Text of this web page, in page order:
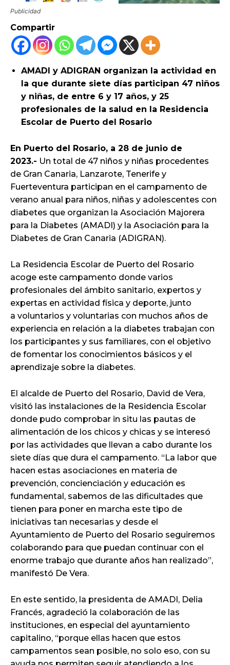
Publicidad
Compartir
AMADI y ADIGRAN organizan la actividad en
la que durante siete días participan 47 niños
y niñas, de entre 6 y 17 años, y 25
profesionales de la salud en la Residencia
Escolar de Puerto del Rosario
En Puerto del Rosario, a 28 de junio de
2023.- Un total de 47 niños y niñas procedentes
de Gran Canaria, Lanzarote, Tenerife y
Fuerteventura participan en el campamento de
verano anual para niños, niñas y adolescentes con
diabetes que organizan la Asociación Majorera
para la Diabetes (AMADI) y la Asociación para la
Diabetes de Gran Canaria (ADIGRAN).
La Residencia Escolar de Puerto del Rosario
acoge este campamento donde varios
profesionales del ámbito sanitario, expertos y
expertas en actividad física y deporte, junto
a voluntarios y voluntarias con muchos años de
experiencia en relación a la diabetes trabajan con
los participantes y sus familiares, con el objetivo
de fomentar los conocimientos básicos y el
aprendizaje sobre la diabetes.
El alcalde de Puerto del Rosario, David de Vera,
visitó las instalaciones de la Residencia Escolar
donde pudo comprobar in situ las pautas de
alimentación de los chicos y chicas y se interesó
por las actividades que llevan a cabo durante los
siete días que dura el campamento. “La labor que
hacen estas asociaciones en materia de
prevención, concienciación y educación es
fundamental, sabemos de las dificultades que
tienen para poner en marcha este tipo de
iniciativas tan necesarias y desde el
Ayuntamiento de Puerto del Rosario seguiremos
colaborando para que puedan continuar con el
enorme trabajo que durante años han realizado”,
manifestó De Vera.
En este sentido, la presidenta de AMADI, Delia
Francés, agradeció la colaboración de las
instituciones, en especial del ayuntamiento
capitalino, “porque ellas hacen que estos
campamentos sean posible, no solo eso, con su